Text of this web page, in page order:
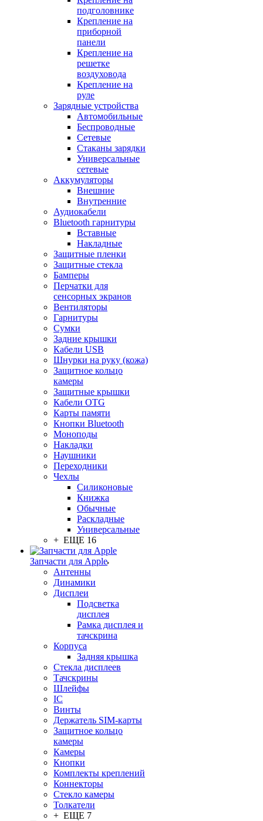
подголовнике
Крепление на
приборной
панели
Крепление на
решетке
воздуховода
Крепление на
руле
Зарядные устройства
Автомобильные
Беспроводные
Сетевые
Стаканы зарядки
Универсальные
сетевые
Аккумуляторы
Внешние
Внутренние
Аудиокабели
Bluetooth гарнитуры
Вставные
Накладные
Защитные пленки
Защитные стекла
Бамперы
Перчатки для
сенсорных экранов
Вентиляторы
Гарнитуры
Сумки
Задние крышки
Кабели USB
Шнурки на руку (кожа)
Защитное кольцо
камеры
Защитные крышки
Кабели OTG
Карты памяти
Кнопки Bluetooth
Моноподы
Накладки
Наушники
Переходники
Чехлы
Силиконовые
Книжка
Обычные
Раскладные
Универсальные
+ ЕЩЕ 16
Запчасти для Apple
Антенны
Динамики
Дисплеи
Подсветка
дисплея
Рамка дисплея и
тачскрина
Корпуса
Задняя крышка
Стекла дисплеев
Тачскрины
Шлейфы
IC
Винты
Держатель SIM-карты
Защитное кольцо
камеры
Камеры
Кнопки
Комплекты креплений
Коннекторы
Стекло камеры
Толкатели
+ ЕЩЕ 7